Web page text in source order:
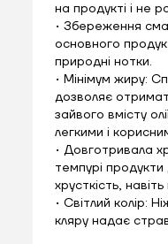
на продукті і не
• Збереження
основного
природні нотки.
• Мінімум жиру:
дозволяє
зайвого вмісту
легкими і
• Довготривала
темпурі
хрусткість,
• Світлий колір:
кляру надає